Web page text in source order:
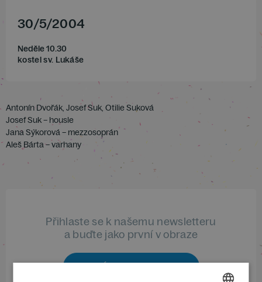
30/5/2004
Neděle 10.30
kostel sv. Lukáše
Antonín Dvořák, Josef Suk, Otilie Suková
Josef Suk – housle
Jana Sýkorová – mezzosoprán
Aleš Bárta – varhany
Přihlaste se k našemu newsletteru
a buďte jako první v obraze
ODEBÍRAT NEWSLETTER